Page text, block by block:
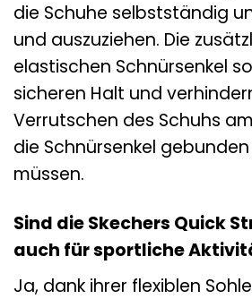
die Schuhe selbstständig
und auszuziehen. Die
elastischen Schnürsenkel
sicheren Halt und
Verrutschen des Schuhs
die Schnürsenkel
müssen.
Sind die Skechers Quick
auch für sportliche
Ja, dank ihrer flexiblen